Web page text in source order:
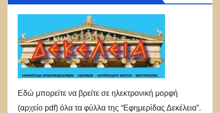
Εδώ μπορείτε να βρείτε σε ηλεκτρονική μορφή
(αρχείο pdf) όλα τα φύλλα της “Εφημερίδας Δεκέλεια”.